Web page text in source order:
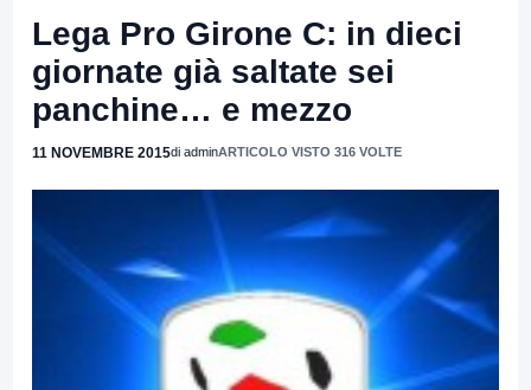
Lega Pro Girone C: in dieci
giornate già saltate sei
panchine… e mezzo
11 NOVEMBRE 2015di adminARTICOLO VISTO 316 VOLTE